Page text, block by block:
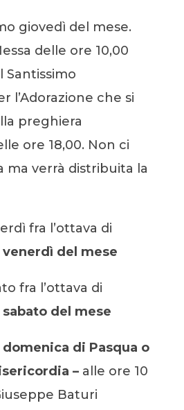
giovedì del mese.
delle ore 10,00
Santissimo
l’Adorazione che si
preghiera
ore 18,00. Non ci
ma verrà distribuita la
fra l’ottava di
del mese
fra l’ottava di
del mese
domenica di Pasqua o
– alle ore 10
Baturi